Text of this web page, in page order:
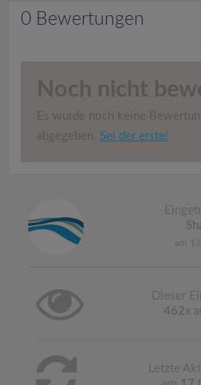
0 Bewertungen
Noch nicht
Es wurde noch keine
abgegeben. Sei der erste!
am
Dieser
462x
Letzte
i